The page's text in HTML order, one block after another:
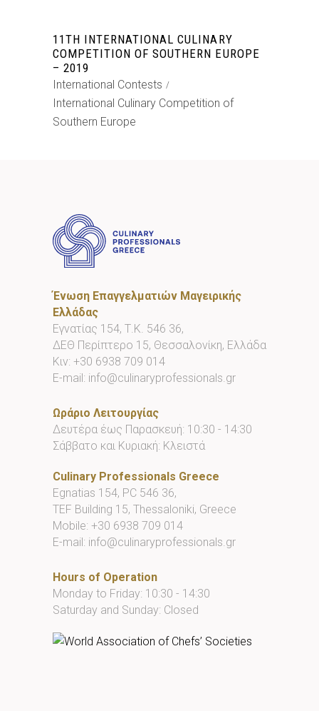
11TH INTERNATIONAL CULINARY
COMPETITION OF SOUTHERN EUROPE
– 2019
International Contests
International Culinary Competition of
Southern Europe
Ένωση Επαγγελματιών Μαγειρικής
Ελλάδας
Εγνατίας 154, Τ.Κ. 546 36,
ΔΕΘ Περίπτερο 15, Θεσσαλονίκη, Ελλάδα
Κιν: +30 6938 709 014
E-mail: info@culinaryprofessionals.gr
Ωράριο Λειτουργίας
Δευτέρα έως Παρασκευή: 10:30 - 14:30
Σάββατο και Κυριακή: Κλειστά
Culinary Professionals Greece
Egnatias 154, PC 546 36,
TEF Building 15, Thessaloniki, Greece
Mobile: +30 6938 709 014
E-mail: info@culinaryprofessionals.gr
Hours of Operation
Monday to Friday: 10:30 - 14:30
Saturday and Sunday: Closed